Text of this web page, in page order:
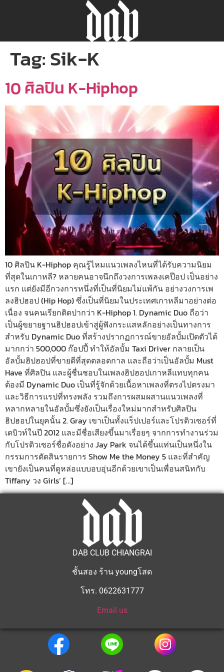
Tag:Sik-K
10 ศิลปิน K-Hiphop
10 ศิลปิน K-Hiphop คุณรู้ไหมแนวเพลงไหนที่ได้รับความนิยม
ที่สุดในเกาหลี? หลายคนอาจนึกถึงวงการเพลงเคป๊อป เป็นอย่าง
แรก แต่ยังมีอีกวงการหนึ่งที่เป็นที่นิยมไม่แพ้กัน อย่างวงการเพ
ลงฮิปฮอป (Hip Hop) ซึ่งเป็นที่นิยมในประเทศเกาหลีมาอย่างต่อ
เนื่อง จนคนเรียกติดปากว่า K-Hiphop 1. Dynamic Duo ถือว่า
เป็นผู้ขยายฐานฮิปฮอปเข้าสู่ผู้ฟังกระแสหลักอย่างเป็นทางการ
สำหรับ Dynamic Duo ที่สร้างปรากฏการณ์ขายอัลบั้มเปิดตัวได้
มากกว่า 500,000 ก๊อปปี้ ทำให้อัลบั้ม Taxi Driver กลายเป็น
อัลบั้มฮิปฮอปที่ขายดีที่สุดตลอดกาล และถือว่าเป็นอัลบั้ม Must
Have ที่ศิลปิน และผู้ชื่นชอบในเพลงฮิปฮอปเกาหลีแทบทุกคน
ต้องมี Dynamic Duo เป็นที่รู้จักด้วยเนื้อหาเพลงที่ตรงไปตรงมา
และวิธีการแรปที่ทรงพลัง รวมถึงการผสมผสานแนวเพลงที่
หลากหลายในอัลบั้มซึ่งยังเป็นเรื่องใหม่มากสำหรับศิลปิน
ฮิปฮอปในยุคนั้น 2. Gray เขาเป็นทั้งแร็ปเปอร์และโปรดิวเซอร์ที่
เดบิวท์ในปี 2012 และมีชื่อเสียงขึ้นมาเรื่อยๆ จากการทำงานร่วม
กับโปรดิวเซอร์ชื่อดังอย่าง Jay Park จนได้ขึ้นแท่นเป็นหนึ่งใน
กรรมการตัดสินรายการ Show Me the Money 5 และที่สำคัญ
เขายังเป็นคนที่ดูหล่อแบบอบอุ่นอีกด้วยเขาเป็นเพื่อนสนิทกับ
Tiffany วง Girls’ […]
DAB CLUB CHIANGRAI
ชั้นสอง ร้าน youngโสด
โทร. 0622631777
Email us